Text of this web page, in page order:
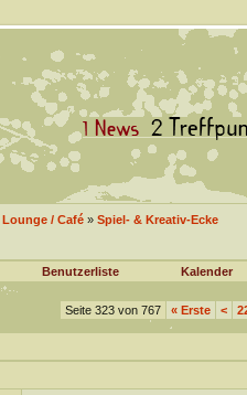
Lounge / Café» Spiel- & Kreativ-Ecke
Benutzerliste Kalender
Seite 323 von 767 «Erste <